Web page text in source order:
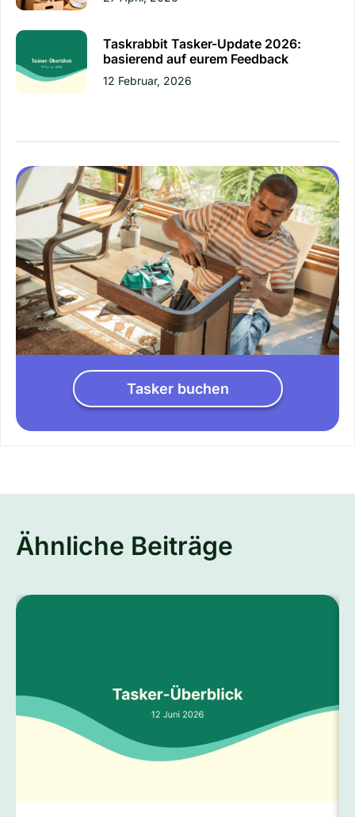
Taskrabbit Tasker-Update 2026:
basierend auf eurem Feedback
12 Februar, 2026
Tasker buchen
Ähnliche Beiträge